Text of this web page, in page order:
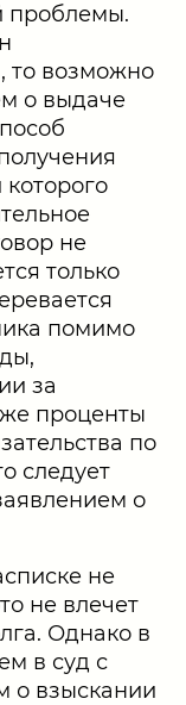
проблемы.
то возможно
о выдаче
не
только
помимо
за
проценты
по
следует
о
не
не влечет
Однако в
в суд с
о взыскании